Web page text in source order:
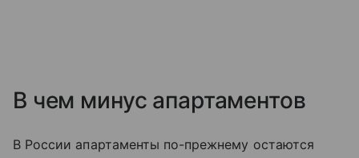
В чем минус апартаментов
В России апартаменты по-прежнему остаются